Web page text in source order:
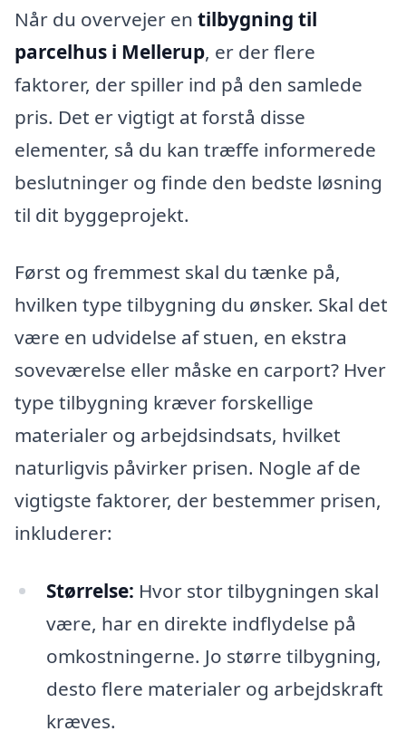
Når du overvejer en tilbygning til
parcelhus i Mellerup, er der flere
faktorer, der spiller ind på den samlede
pris. Det er vigtigt at forstå disse
elementer, så du kan træffe informerede
beslutninger og finde den bedste løsning
til dit byggeprojekt.
Først og fremmest skal du tænke på,
hvilken type tilbygning du ønsker. Skal det
være en udvidelse af stuen, en ekstra
soveværelse eller måske en carport? Hver
type tilbygning kræver forskellige
materialer og arbejdsindsats, hvilket
naturligvis påvirker prisen. Nogle af de
vigtigste faktorer, der bestemmer prisen,
inkluderer:
Størrelse: Hvor stor tilbygningen skal
være, har en direkte indflydelse på
omkostningerne. Jo større tilbygning,
desto flere materialer og arbejdskraft
kræves.